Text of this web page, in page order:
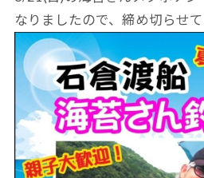
なりましたので、締め切らせて